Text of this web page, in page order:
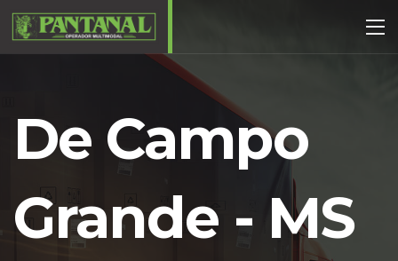
De Campo
Grande - MS